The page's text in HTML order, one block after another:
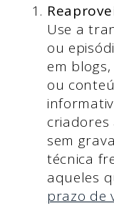
Use a
ou
em
ou
criadores
sem
técnica
aqueles
prazo de